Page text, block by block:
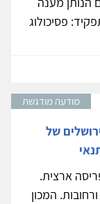
פסיכולוג
מודעה מודגשת
של
ארצית.
המכון